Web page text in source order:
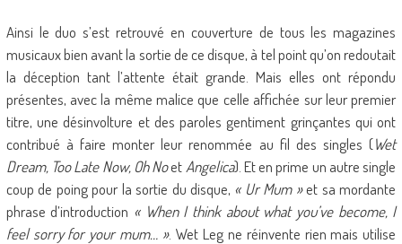
Ainsi le duo s’est retrouvé en couverture de tous les magazines
musicaux bien avant la sortie de ce disque, à tel point qu’on redoutait
la déception tant l’attente était grande. Mais elles ont répondu
présentes, avec la même malice que celle affichée sur leur premier
titre, une désinvolture et des paroles gentiment grinçantes qui ont
contribué à faire monter leur renommée au fil des singles (Wet
Dream, Too Late Now, Oh Noet Angelica). Et en prime un autre single
coup de poing pour la sortie du disque, « Ur Mum »et sa mordante
phrase d’introduction « When I think about what you’ve become, I
feel sorry for your mum… ». Wet Leg ne réinvente rien mais utilise